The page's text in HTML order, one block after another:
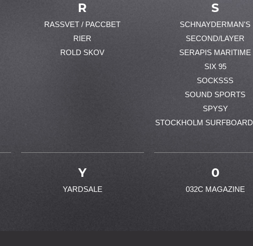
R
RASSVET / PACCBET
RIER
ROLD SKOV
S
SCHNAYDERMAN'S
SECOND/LAYER
SERAPIS MARITIME
SIX 95
SOCKSSS
SOUND SPORTS
SPYSY
STOCKHOLM
Y
YARDSALE
0
032C MAGAZINE